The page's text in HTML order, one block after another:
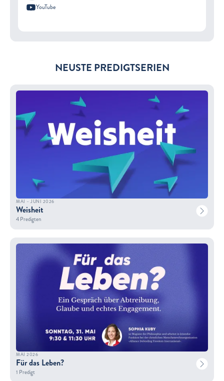
YouTube
NEUSTE PREDIGTSERIEN
MAI – JUNI 2026
Weisheit
4 Predigten
MAI 2026
Für das Leben?
1 Predigt